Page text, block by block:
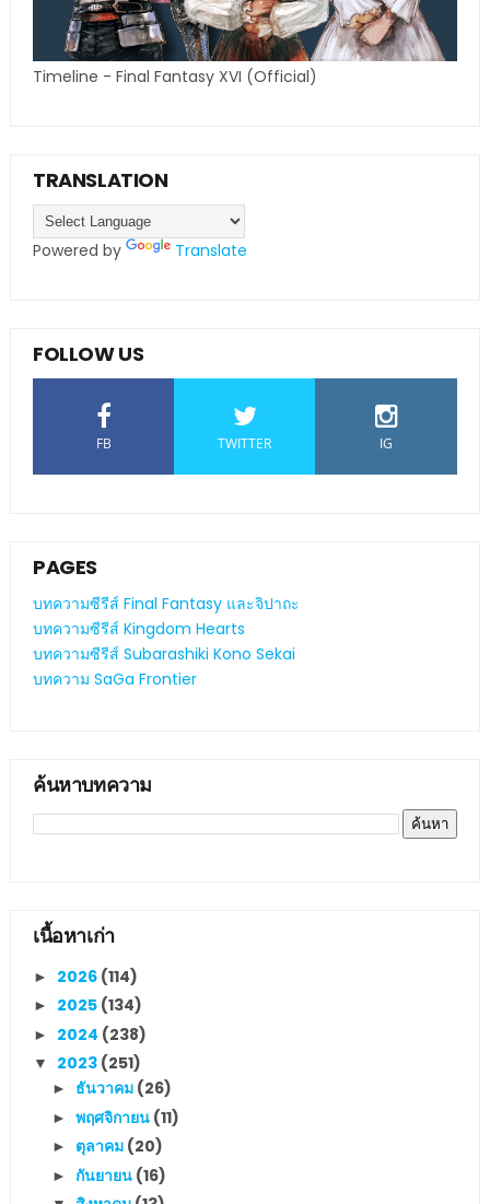
Timeline - Final Fantasy XVI (Official)
TRANSLATION
Powered by Translate
FOLLOW US
FB TWITTER IG
PAGES
บทความซีรีส์ Final Fantasy และจิปาถะ
บทความซีรีส์ Kingdom Hearts
บทความซีรีส์ Subarashiki Kono Sekai
บทความ SaGa Frontier
ค้นหาบทความ
เนื้อหาเก่า
► 2026 (114)
► 2025 (134)
► 2024 (238)
▼ 2023 (251)
► ธันวาคม (26)
► พฤศจิกายน (11)
► ตุลาคม (20)
► กันยายน (16)